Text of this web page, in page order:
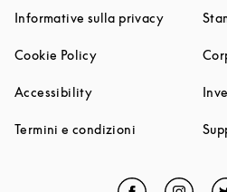
Informative sulla privacyLink
Cookie PolicyLink Opens in New
AccessibilityLink Opens in New
Termini e condizioni Link Opens in
Facebook
Link Opens
Link